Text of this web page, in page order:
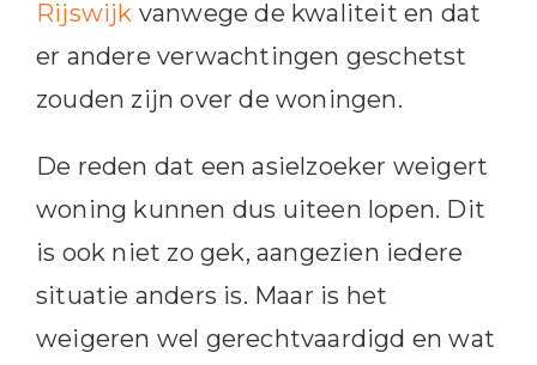
Rijswijk vanwege de kwaliteit en dat
er andere verwachtingen geschetst
zouden zijn over de woningen.
De reden dat een asielzoeker weigert
woning kunnen dus uiteen lopen. Dit
is ook niet zo gek, aangezien iedere
situatie anders is. Maar is het
weigeren wel gerechtvaardigd en wat